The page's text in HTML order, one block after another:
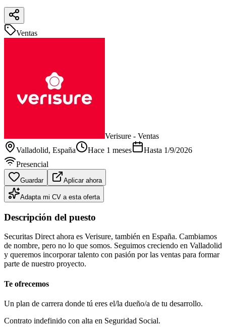
Ventas
Verisure - Ventas
Valladolid, España Hace 1 meses Hasta 1/9/2026
Presencial
Guardar Aplicar ahora
Adapta mi CV a esta oferta
Descripción del puesto
Securitas Direct ahora es Verisure, también en España. Cambiamos
de nombre, pero no lo que somos. Seguimos creciendo en Valladolid
y queremos incorporar talento con pasión por las ventas para formar
parte de nuestro proyecto.
Te ofrecemos
Un plan de carrera donde tú eres el/la dueño/a de tu desarrollo.
Contrato indefinido con alta en Seguridad Social.